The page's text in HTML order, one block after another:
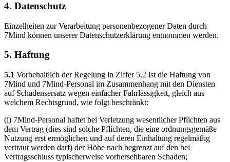
4. Datenschutz
Einzelheiten zur Verarbeitung personenbezogener Daten durch
7Mind können unserer Datenschutzerklärung entnommen werden.
5. Haftung
5.1 Vorbehaltlich der Regelung in Ziffer 5.2 ist die Haftung von
7Mind und 7Mind-Personal im Zusammenhang mit den Diensten
auf Schadensersatz wegen einfacher Fahrlässigkeit, gleich aus
welchem Rechtsgrund, wie folgt beschränkt:
(i) 7Mind-Personal haftet bei Verletzung wesentlicher Pflichten aus
dem Vertrag (dies sind solche Pflichten, die eine ordnungsgemäße
Nutzung erst ermöglichen und auf deren Einhaltung regelmäßig
vertraut werden darf) der Höhe nach begrenzt auf den bei
Vertragsschluss typischerweise vorhersehbaren Schaden;